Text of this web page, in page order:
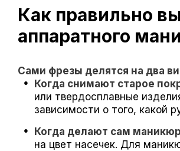
Как правильно
аппаратного
Сами фрезы делятся на два
Когда снимают старое
или твердосплавные
зависимости о того, какой
Когда делают сам
на цвет насечек. Для